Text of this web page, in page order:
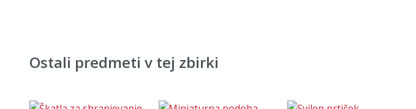
Ostali predmeti v tej zbirki